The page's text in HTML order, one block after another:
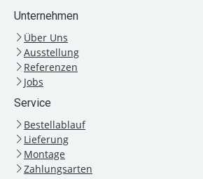
Unternehmen
Über Uns
Ausstellung
Referenzen
Jobs
Service
Bestellablauf
Lieferung
Montage
Zahlungsarten